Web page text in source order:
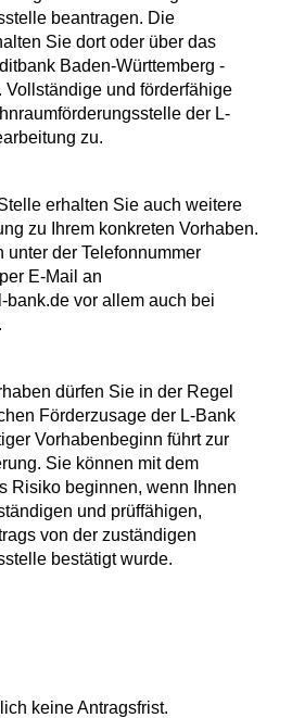
beantragen. Die
Sie dort oder über das
Baden-Württemberg -
Vollständige und förderfähige
der L-
zu.
erhalten Sie auch weitere
zu Ihrem konkreten Vorhaben.
unter der Telefonnummer
E-Mail an
bank.de vor allem auch bei
dürfen Sie in der Regel
Förderzusage der L-Bank
Vorhabenbeginn führt zur
Sie können mit dem
Risiko beginnen, wenn Ihnen
und prüffähigen,
von der zuständigen
bestätigt wurde.
keine Antragsfrist.